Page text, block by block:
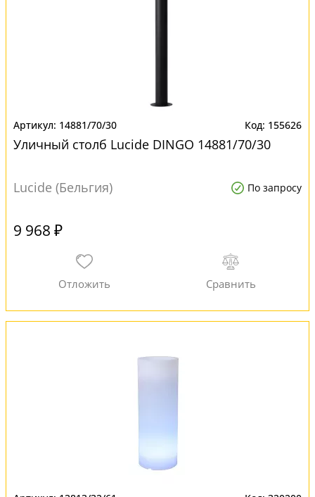
14881/70/30 155626
Уличный столб Lucide DINGO 14881/70/30
Lucide (Бельгия) По запросу
9 968 ₽